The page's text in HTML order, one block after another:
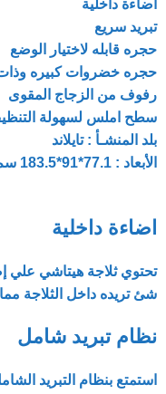
اضاءة داخلية
تبريد سريع
حجره قابله لاختيار الوضع
حجره خضروات كبيره
رفوف من الزجاج المقوى
سطح املس لسهولة
بلد المنشـأ : تايلاند
الأبعاد : 77.1*91*183.5 سم
اضاءة داخلية
تحتوي ثلاجة هيتاشي علي
شئ تريده داخل الثلاجة
نظام تبريد شامل
استمتع بنظام التبريد